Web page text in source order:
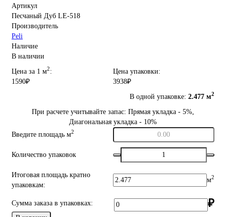
Артикул
Песчаный Дуб LE-518
Производитель
Peli
Наличие
В наличии
Цена за 1 м2:
1590₽
Цена упаковки:
3938₽
В одной упаковке: 2.477 м2
При расчете учитывайте запас: Прямая укладка - 5%,
Диагональная укладка - 10%
Введите площадь м2
Количество упаковок
Итоговая площадь кратно
упаковкам:
м2
Сумма заказа в упаковках: ₽